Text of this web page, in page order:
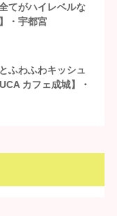
てがハイレベルな
・宇都宮
ふわふわキッシュ
カフェ成城】・